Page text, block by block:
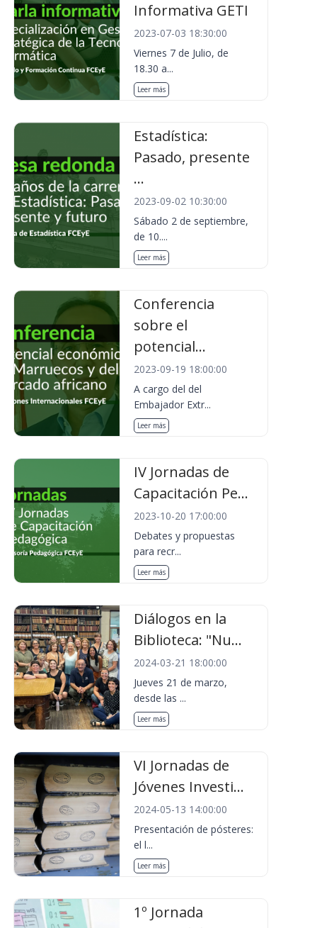
Informativa GETI
2023-07-03 18:30:00
Viernes 7 de Julio, de
18.30 a...
Leer más
Estadística:
Pasado, presente
...
2023-09-02 10:30:00
Sábado 2 de septiembre,
de 10....
Leer más
Conferencia
sobre el
potencial...
2023-09-19 18:00:00
A cargo del del
Embajador Extr...
Leer más
IV Jornadas de
Capacitación Pe...
2023-10-20 17:00:00
Debates y propuestas
para recr...
Leer más
Diálogos en la
Biblioteca: "Nu...
2024-03-21 18:00:00
Jueves 21 de marzo,
desde las ...
Leer más
VI Jornadas de
Jóvenes Investi...
2024-05-13 14:00:00
Presentación de pósteres:
el l...
Leer más
1º Jornada